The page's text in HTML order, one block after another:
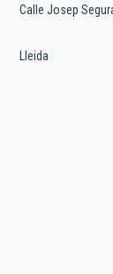
Calle Josep
Lleida